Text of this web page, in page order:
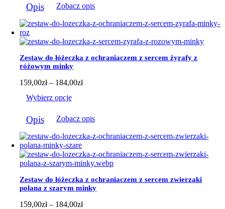
do
produkt
ma
wiele
wariantów.
Opcje
można
wybrać
na
stronie
Opis Zobacz opis
Zestaw do łóżeczka z ochraniaczem z sercem żyrafy z
różowym minky
159,00zł – 184,00złZakres
do
Wybierz opcje
produkt
ma
wiele
wariantów.
Opcje
można
wybrać
na
stronie
produktu
Opis Zobacz opis
Zestaw do łóżeczka z ochraniaczem z sercem zwierzaki
polana z szarym minky
159,00zł – 184,00złZakres